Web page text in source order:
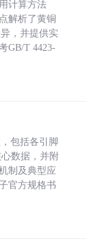
计算方法
解析了黄铜
，并提供实
GB/T 4423-
包括各引脚
数据，并附
制及典型应
官方规格书